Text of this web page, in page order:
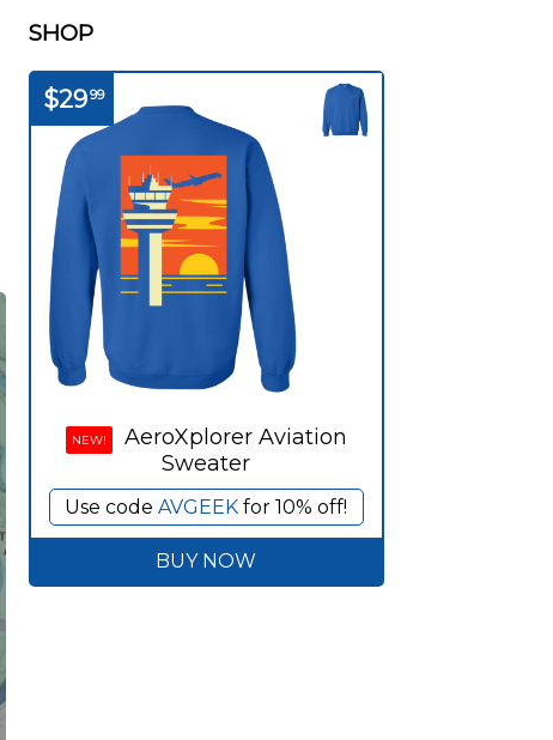
SHOP
$2999
NEW!
AeroXplorer Aviation
Sweater
Use codeAVGEEK for 10% off!
BUY NOW